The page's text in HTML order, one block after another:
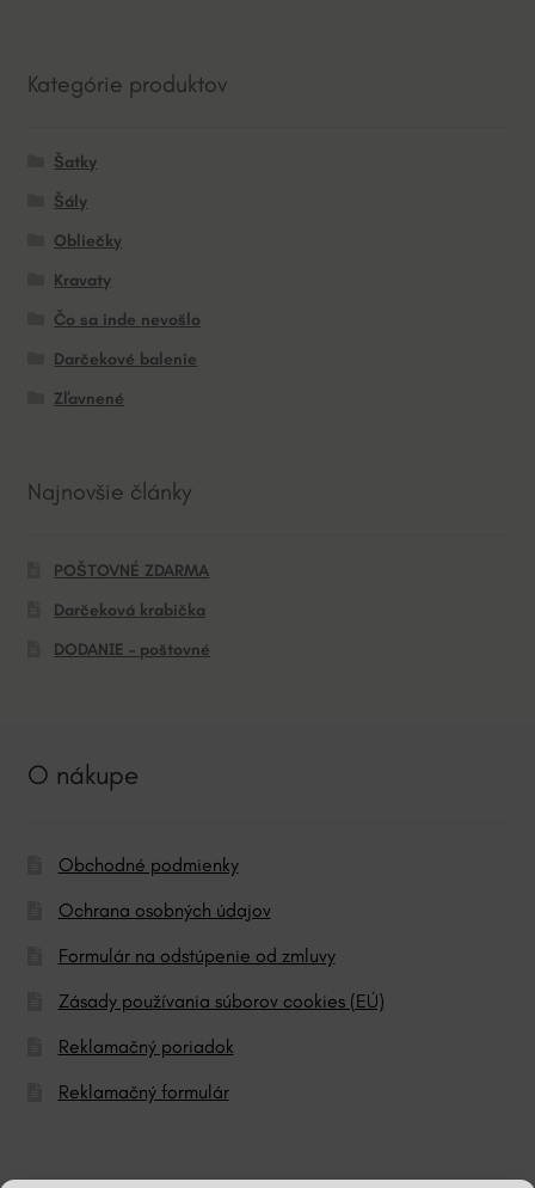
Kategórie produktov
Šatky
Šály
Obliečky
Kravaty
Čo sa inde nevošlo
Darčekové balenie
Zľavnené
Najnovšie články
POŠTOVNÉ ZDARMA
Darčeková krabička
DODANIE – poštovné
O nákupe
Obchodné podmienky
Ochrana osobných údajov
Formulár na odstúpenie od zmluvy
Zásady používania súborov cookies (EÚ)
Reklamačný poriadok
Reklamačný formulár